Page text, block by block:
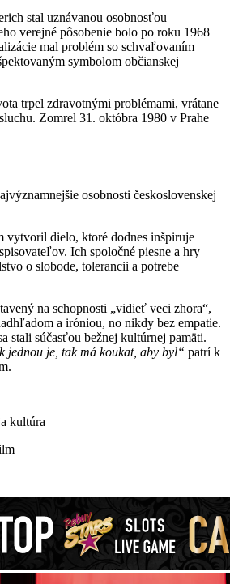
stal uznávanou osobnosťou
verejné pôsobenie bolo po roku 1968
mal problém so schvaľovaním
symbolom občianskej
trpel zdravotnými problémami, vrátane
Zomrel 31. októbra 1980 v Prahe
osobnosti československej
vytvoril dielo, ktoré dodnes inšpiruje
Ich spoločné piesne a hry
o slobode, tolerancii a potrebe
na schopnosti „vidieť veci zhora“,
a iróniou, no nikdy bez empatie.
stali súčasťou bežnej kultúrnej pamäti.
jednou je, tak má koukat, aby byl“ patrí k
kultúra